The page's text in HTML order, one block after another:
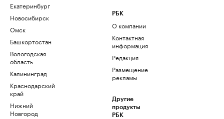
Екатеринбург
Новосибирск
Омск
Башкортостан
Вологодская
область
Калининград
Краснодарский
край
Нижний
Новгород
РБК
О компании
Контактная
информация
Редакция
Размещение
рекламы
Другие
продукты
РБК